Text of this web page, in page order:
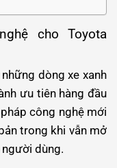
cho Toyota
dòng xe xanh
ưu tiên hàng đầu
công nghệ mới
trong khi vẫn mở
dùng.